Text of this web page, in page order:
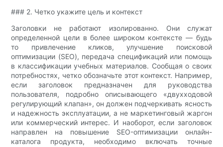
### 2. Четко укажите цель и контекст
Заголовки не работают изолированно. Они служат
определенной цели в более широком контексте — будь
то привлечение кликов, улучшение поисковой
оптимизации (SEO), передача спецификаций или помощь
в классификации учебных материалов. Сообщая о своих
потребностях, четко обозначьте этот контекст. Например,
если заголовок предназначен для руководства
пользователя, подробно описывающего «двухходовой
регулирующий клапан», он должен подчеркивать ясность
и надежность эксплуатации, а не маркетинговый жаргон
или коммерческий интерес. И наоборот, если заголовок
направлен на повышение SEO-оптимизации онлайн-
каталога продукта, необходимо включать точные